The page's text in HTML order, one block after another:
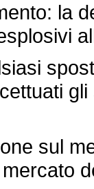
la
sul